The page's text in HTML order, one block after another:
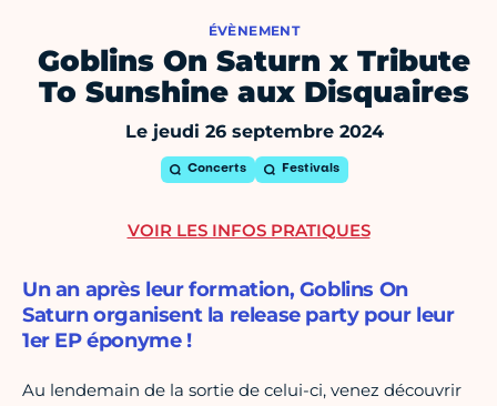
ÉVÈNEMENT
Goblins On Saturn x Tribute
To Sunshine aux Disquaires
Le jeudi 26 septembre 2024
Concerts Festivals
Un an après leur formation, Goblins On
Saturn organisent la release party pour leur
1er EP éponyme !
Au lendemain de la sortie de celui-ci, venez découvrir
VOIR LES INFOS PRATIQUES